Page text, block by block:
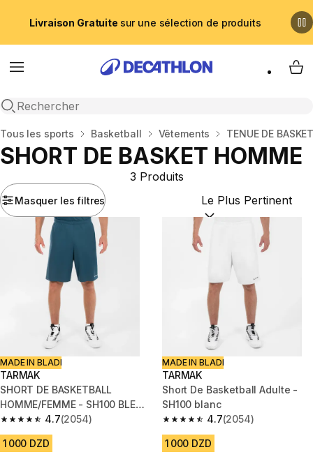
Livraison Gratuite sur une sélection de produits
Menu
Recherche ouverte
My
Accueil
Tous les sports Basketball Vêtements TENUE DE
SHORT DE BASKET HOMME
Masquer les filtres
3 Produits
Trier par :(optional)
MADE IN BLADI
TARMAK
SHORT DE BASKETBALL
HOMME/FEMME - SH100 BLEU
MARINE
4.7
4.7 out of 5 stars from 2054 reviews
(2054)
1 000 DZD
MADE IN BLADI
TARMAK
Short De Basketball Adulte -
SH100 blanc
4.7
4.7 out of 5 stars from 2054
(2054)
1 000 DZD